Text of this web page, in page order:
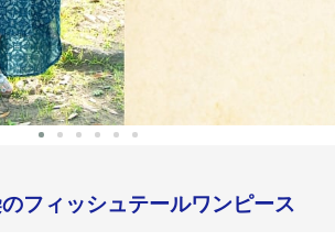
フィッシュテールワンピース